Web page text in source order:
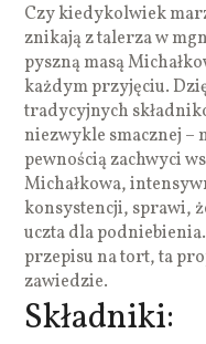
Czy kiedykolwiek
znikają z talerza w
pyszną masą
każdym przyjęciu.
tradycyjnych
niezwykle smacznej –
pewnością zachwyci
Michałkowa,
konsystencji, sprawi,
uczta dla
przepisu na tort, ta
zawiedzie.
Składniki: